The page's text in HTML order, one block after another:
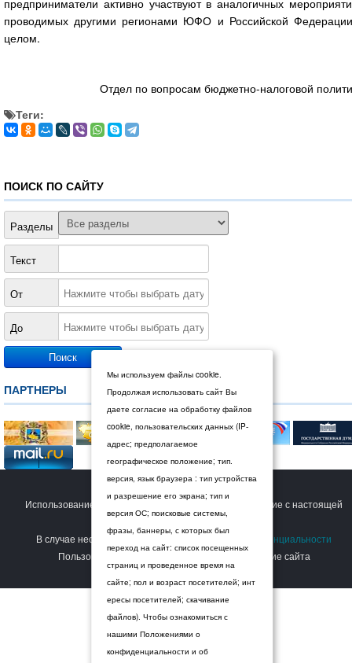
предприниматели активно участвуют в аналогичных
проводимых другими регионами ЮФО и Российской
целом.
Отдел по вопросам бюджетно-налоговой
Теги:
ПОИСК ПО САЙТУ
Разделы
Текст
От
До
ПАРТНЕРЫ
© 2026 Дума Ставропольского края.
Использование сайта Пользователем означает согласие с настоящей
Политикой конфиденциальности
В случае несогласия с условиями
Политики конфиденциальности
Пользователь должен прекратить использование сайта
Мы используем файлы cookie.
Продолжая использовать сайт Вы
даете согласие на обработку файлов
cookie, пользовательских данных (IP-
адрес; предполагаемое
географическое положение; тип.
версия, язык браузера : тип устройства
и разрешение его экрана; тип и
версия ОС; поисковые системы,
фразы, баннеры, с которых был
переход на сайт: список посещенных
страниц и проведенное время на
сайте; пол и возраст посетителей; инт
ересы посетителей; скачивание
файлов). Чтобы ознакомиться с
нашими Положениями о
конфиденциальности и об